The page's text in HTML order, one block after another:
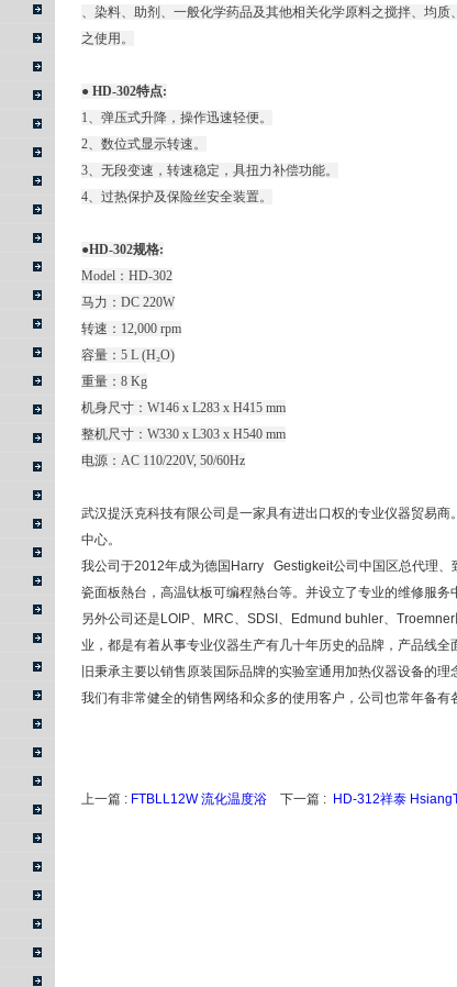
、染料、助剂、一般化学药品及其他相关化学原料之搅拌、均质
之使用。
● HD-302特点:
1、弹压式升降，操作迅速轻便。
2、数位式显示转速。
3、无段变速，转速稳定，具扭力补偿功能。
4、过热保护及保险丝安全装置。
●HD-302规格:
Model：HD-302
马力：DC 220W
转速：12,000 rpm
容量：5 L (H₂O)
重量：8 Kg
机身尺寸：W146 x L283 x H415 mm
整机尺寸：W330 x L303 x H540 mm
电源：AC 110/220V, 50/60Hz
武汉提沃克科技有限公司是一家具有进出口权的专业仪器贸易
中心。
我公司于2012年成为德国Harry Gestigkeit公司中国区总代理
瓷面板熱台，高温钛板可编程熱台等。并设立了专业的维修服
另外公司还是LOIP、MRC、SDSI、Edmund buhler、
业，都是有着从事专业仪器生产有几十年历史的品牌，产品线
旧秉承主要以销售原装国际品牌的实验室通用加热仪器设备的理
我们有非常健全的销售网络和众多的使用客户，公司也常年备
上一篇 : FTBLL12W 流化温度浴 下一篇 : HD-312祥泰